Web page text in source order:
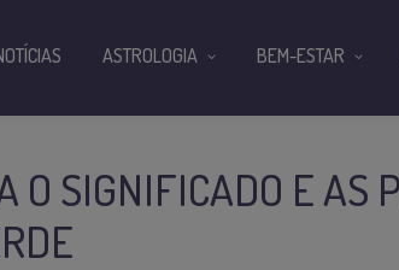
O SIGNIFICADO E AS
ASTROLOGIA BEM-ESTAR